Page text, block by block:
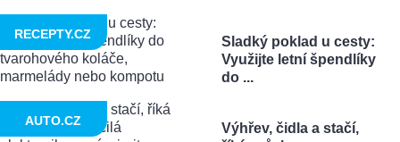
Sladký poklad u cesty:
Využijte letní špendlíky
do ...
RECEPTY.CZ
Výhřev, čidla a stačí,
AUTO.CZ